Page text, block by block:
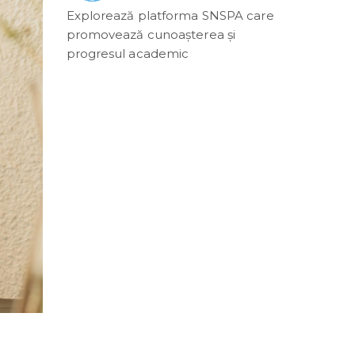
Explorează platforma SNSPA care
promovează cunoașterea și
progresul academic